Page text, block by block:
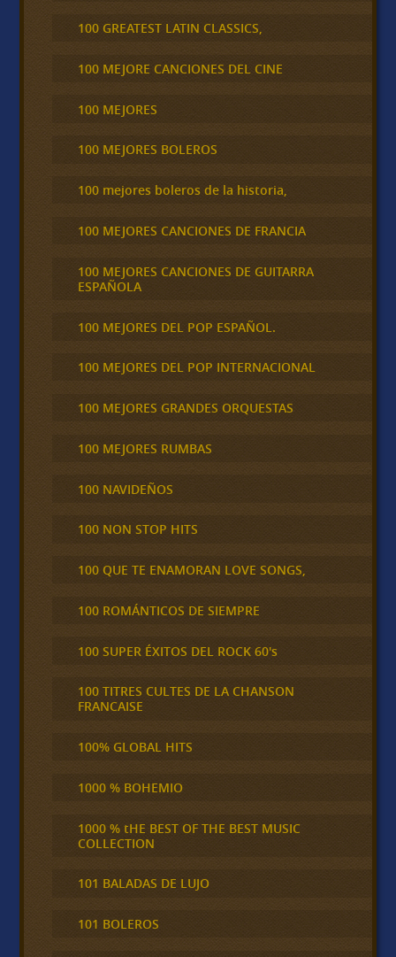
100 GREATEST LATIN CLASSICS,
100 MEJORE CANCIONES DEL CINE
100 MEJORES
100 MEJORES BOLEROS
100 mejores boleros de la historia,
100 MEJORES CANCIONES DE FRANCIA
100 MEJORES CANCIONES DE GUITARRA
ESPAÑOLA
100 MEJORES DEL POP ESPAÑOL.
100 MEJORES DEL POP INTERNACIONAL
100 MEJORES GRANDES ORQUESTAS
100 MEJORES RUMBAS
100 NAVIDEÑOS
100 NON STOP HITS
100 QUE TE ENAMORAN LOVE SONGS,
100 ROMÁNTICOS DE SIEMPRE
100 SUPER ÉXITOS DEL ROCK 60's
100 TITRES CULTES DE LA CHANSON
FRANCAISE
100% GLOBAL HITS
1000 % BOHEMIO
1000 % tHE BEST OF THE BEST MUSIC
COLLECTION
101 BALADAS DE LUJO
101 BOLEROS